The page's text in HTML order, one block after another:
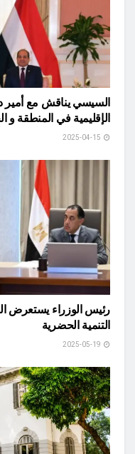
السيسي يناقش مع أمير
الإقليمية في المنطقة
رئيس الوزراء يستعرض
التنمية الحضرية